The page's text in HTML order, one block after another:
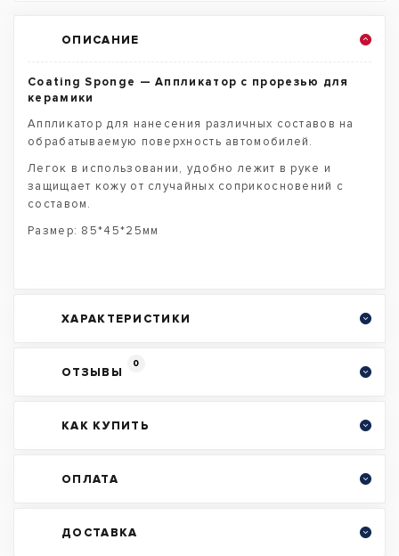
ОПИСАНИЕ
Coating Sponge — Аппликатор с прорезью для
керамики
Аппликатор для нанесения различных составов на
обрабатываемую поверхность автомобилей.
Легок в использовании, удобно лежит в руке и
защищает кожу от случайных соприкосновений с
составом.
Размер: 85*45*25мм
ХАРАКТЕРИСТИКИ
ОТЗЫВЫ
0
КАК КУПИТЬ
ОПЛАТА
ДОСТАВКА